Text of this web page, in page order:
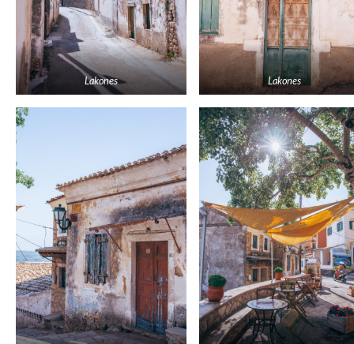
Lakones Lakones